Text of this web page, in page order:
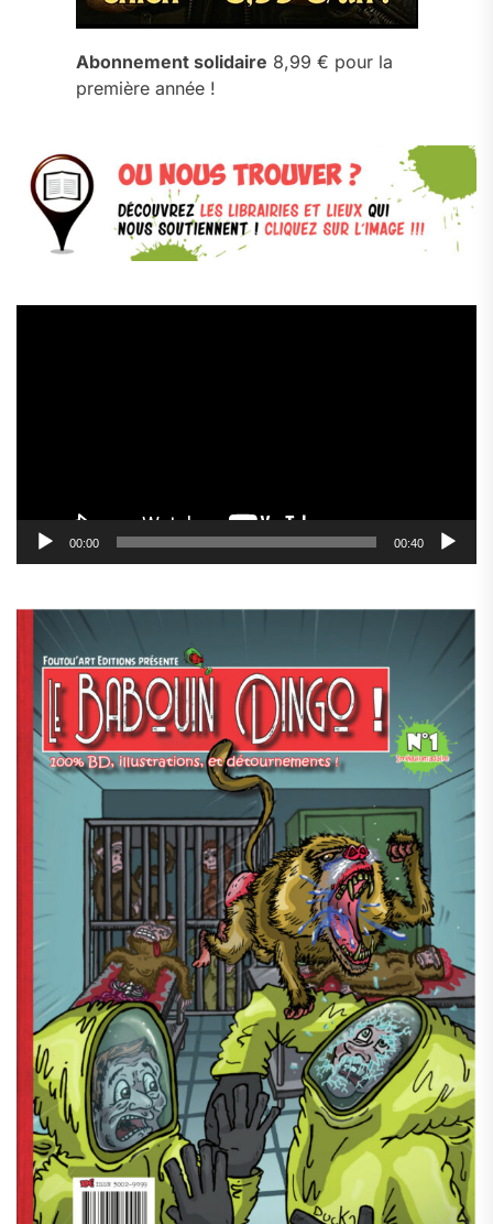
Abonnement solidaire 8,99 € pour la
première année !
00:00 00:40